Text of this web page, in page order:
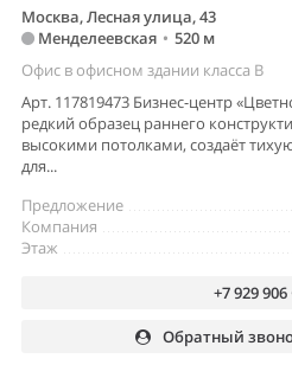
Москва, Лесная улица, 43
Менделеевская • 520 м
Офис в офисном здании класса B
Арт. 117819473 Бизнес-центр
редкий образец раннего
высокими потолками, создаёт
для...
Предложение
Компания
Этаж
+7 929 906
Обратный